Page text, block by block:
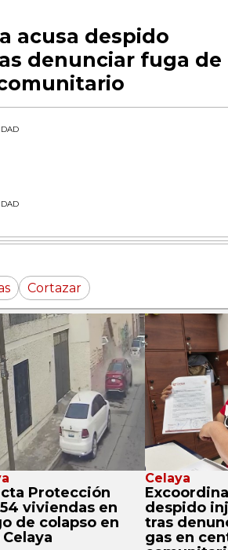
acusa despido
denunciar fuga de
Cortazar
Protección
viviendas en
de colapso en
Celaya
despido
tras
gas en